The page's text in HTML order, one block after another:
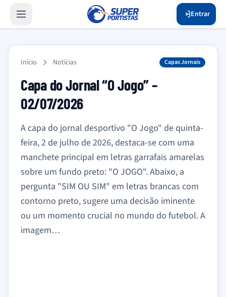
Entrar
Início Notícias Capas Jornais
Capa do Jornal “O Jogo” –
02/07/2026
A capa do jornal desportivo "O Jogo" de quinta-
feira, 2 de julho de 2026, destaca-se com uma
manchete principal em letras garrafais amarelas
sobre um fundo preto: "O JOGO". Abaixo, a
pergunta "SIM OU SIM" em letras brancas com
contorno preto, sugere uma decisão iminente
ou um momento crucial no mundo do futebol. A
imagem…